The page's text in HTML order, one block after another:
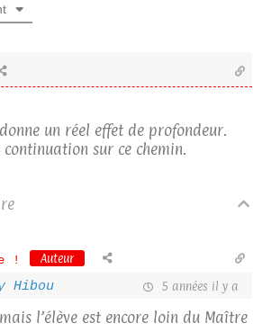
un réel effet de profondeur.
sur ce chemin.
! Auteur
Hibou 5 années il y a
l’élève est encore loin du Maître